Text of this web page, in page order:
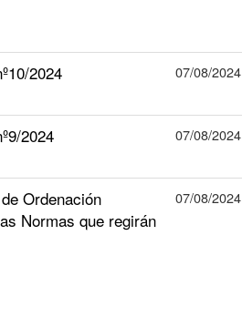
2024 07/08/2024
2024 07/08/2024
Ordenación
Normas que regirán
07/08/2024